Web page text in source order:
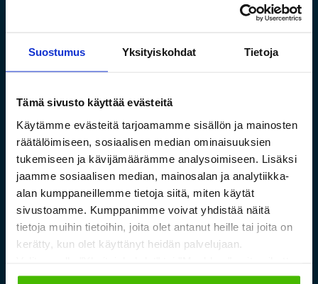
Suostumus Yksityiskohdat Tietoja
Tämä sivusto käyttää evästeitä
Käytämme evästeitä tarjoamamme sisällön ja mainosten
räätälöimiseen, sosiaalisen median ominaisuuksien
tukemiseen ja kävijämäärämme analysoimiseen. Lisäksi
jaamme sosiaalisen median, mainosalan ja analytiikka-
alan kumppaneillemme tietoja siitä, miten käytät
sivustoamme. Kumppanimme voivat yhdistää näitä
tietoja muihin tietoihin, joita olet antanut heille tai joita on
kerätty, kun olet käyttänyt heidän palvelujaan.
sallimiisi evästeisiin.
Saamelaismuseon ja
luontokeskuksen esineistölle
sopivat ilmastoidut ja
kestävät säilytysratkaisut
Lue lisää »